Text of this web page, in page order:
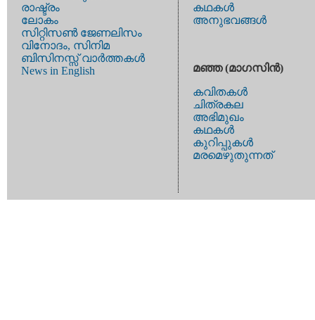
രാഷ്ട്രം
ലോകം
സിറ്റിസണ്‍ ജേണലിസം
വിനോദം, സിനിമ
ബിസിനസ്സ് വാര്‍ത്തകള്‍
News in English
കഥകള്‍
അനുഭവങ്ങള്‍
മഞ്ഞ (മാഗസിന്‍)
കവിതകള്‍
ചിത്രകല
അഭിമുഖം
കഥകള്‍
കുറിപ്പുകള്‍
മരമെഴുതുന്നത്